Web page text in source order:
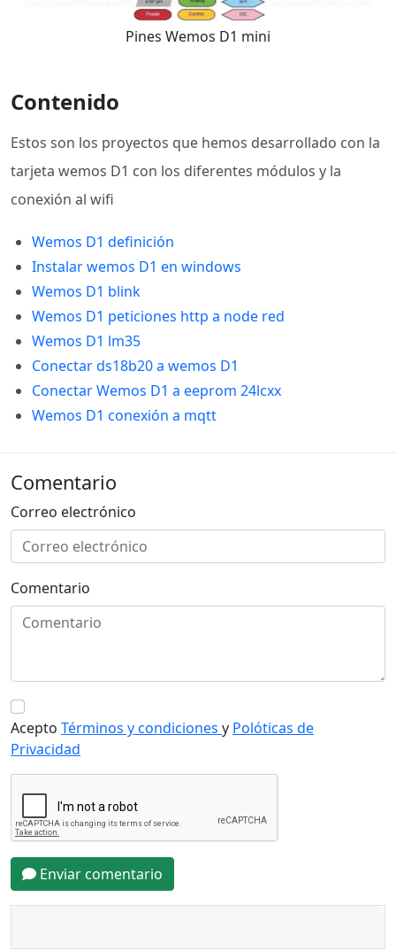
Pines Wemos D1 mini
Contenido
Estos son los proyectos que hemos desarrollado con la
tarjeta wemos D1 con los diferentes módulos y la
conexión al wifi
Wemos D1 definición
Instalar wemos D1 en windows
Wemos D1 blink
Wemos D1 peticiones http a node red
Wemos D1 lm35
Conectar ds18b20 a wemos D1
ConectarWemos D1 a eeprom 24lcxx
Wemos D1 conexión a mqtt
Comentario
Correo electrónico
Comentario
Acepto Términos y condiciones y Polóticas de
Privacidad
Enviar comentario